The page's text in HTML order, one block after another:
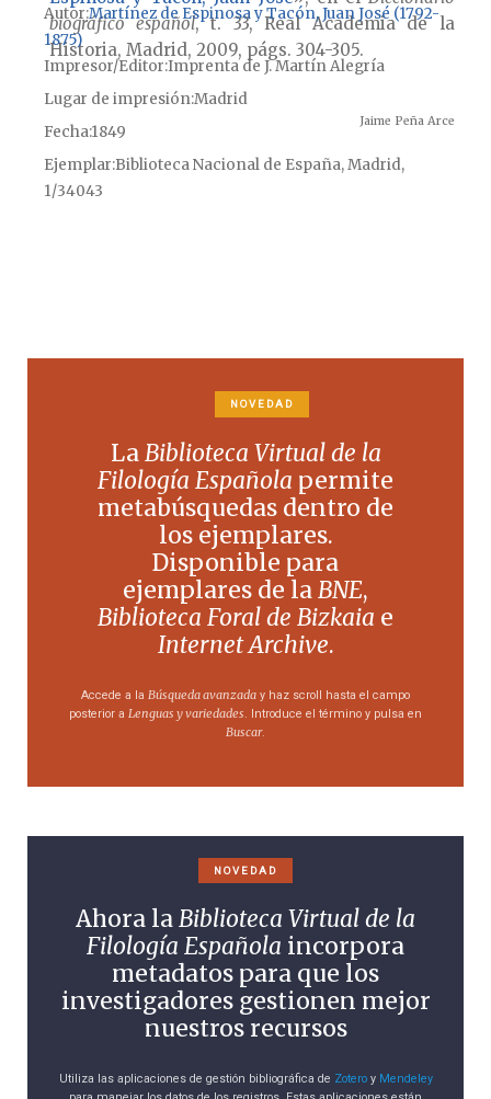
biográfico español, t. 33, Real Academia de la
Historia, Madrid, 2009, págs. 304-305.
Jaime Peña Arce
Autor Martínez de Espinosa y Tacón, Juan José (1792-
1875)
Impresor/Editor Imprenta de J. Martín Alegría
Lugar de impresiónMadrid
Fecha1849
Ejemplar Biblioteca Nacional de España, Madrid,
1/34043
NOVEDAD
LaBiblioteca Virtual de la
Filología Española permite
metabúsquedas dentro de
los ejemplares.
Disponible para
ejemplares de laBNE,
Biblioteca Foral de Bizkaia e
Internet Archive.
Accede a la Búsqueda avanzada y haz scroll hasta el campo
posterior a Lenguas y variedades. Introduce el término y pulsa en
Buscar.
NOVEDAD
Ahora laBiblioteca Virtual de la
Filología Española incorpora
metadatos para que los
investigadores gestionen mejor
nuestros recursos
Utiliza las aplicaciones de gestión bibliográfica de Zoteroy Mendeley